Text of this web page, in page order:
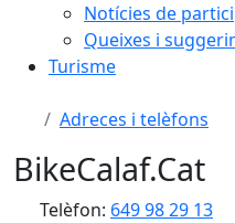
Notícies de
Queixes i
Turisme
Adreces i telèfons
BikeCalaf.Cat
Telèfon: 649 98 29 13